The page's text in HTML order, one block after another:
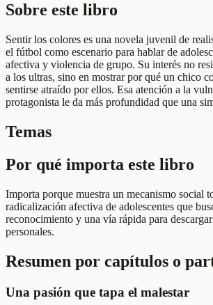
Sobre este libro
Sentir los colores es una novela juvenil de
el fútbol como escenario para hablar de
afectiva y violencia de grupo. Su interés no
a los ultras, sino en mostrar por qué un chico
sentirse atraído por ellos. Esa atención a la
protagonista le da más profundidad que una
Temas
Por qué importa este libro
Importa porque muestra un mecanismo social
radicalización afectiva de adolescentes que
reconocimiento y una vía rápida para
personales.
Resumen por capítulos o
Una pasión que tapa el malestar